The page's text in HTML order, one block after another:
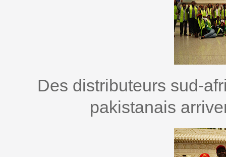
Des distributeurs sud-
pakistanais